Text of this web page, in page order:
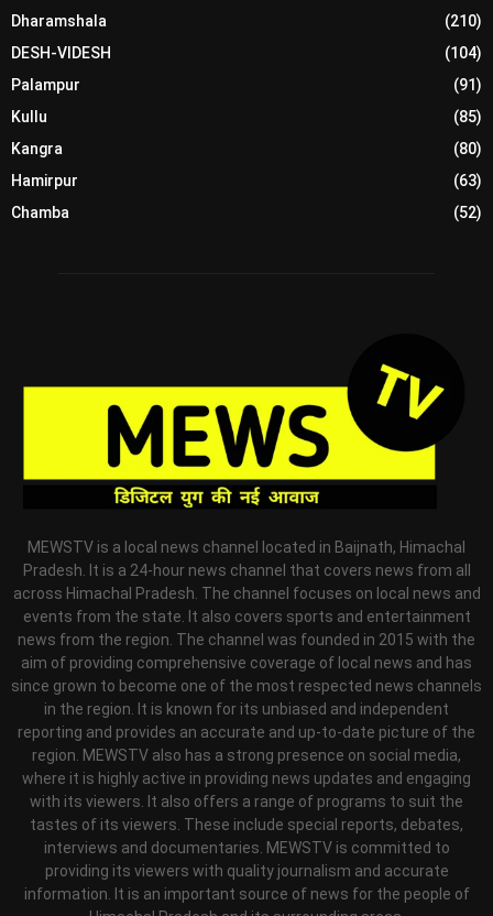
Dharamshala
(210)
DESH-VIDESH
(104)
Palampur
(91)
Kullu
(85)
Kangra
(80)
Hamirpur
(63)
Chamba
(52)
MEWSTV is a local news channel located in Baijnath, Himachal
Pradesh. It is a 24-hour news channel that covers news from all
across Himachal Pradesh. The channel focuses on local news and
events from the state. It also covers sports and entertainment
news from the region. The channel was founded in 2015 with the
aim of providing comprehensive coverage of local news and has
since grown to become one of the most respected news channels
in the region. It is known for its unbiased and independent
reporting and provides an accurate and up-to-date picture of the
region. MEWSTV also has a strong presence on social media,
where it is highly active in providing news updates and engaging
with its viewers. It also offers a range of programs to suit the
tastes of its viewers. These include special reports, debates,
interviews and documentaries. MEWSTV is committed to
providing its viewers with quality journalism and accurate
information. It is an important source of news for the people of